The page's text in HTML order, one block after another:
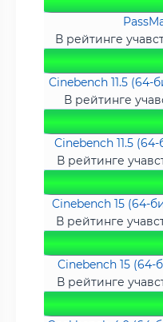
В рейтинге
Cinebench 11.5 (64-
В рейтинге
Cinebench 11.5
В рейтинге
Cinebench 15 (64-
В рейтинге
Cinebench 15
В рейтинге